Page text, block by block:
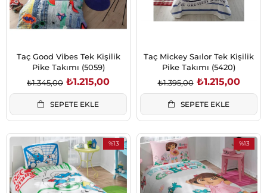
Taç Good Vibes Tek Kişilik
Pike Takımı (5059)
₺1.215,00
₺1.345,00
SEPETE EKLE
Taç Mickey Saılor Tek Kişilik
Pike Takımı (5420)
₺1.215,00
₺1.395,00
SEPETE EKLE
%13
İndirim
%13İndirim
%13
İndirim
%13İndirim